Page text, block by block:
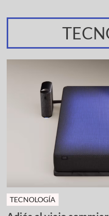
TECNOLOGÍA